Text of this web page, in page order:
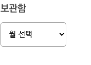
보관함
보